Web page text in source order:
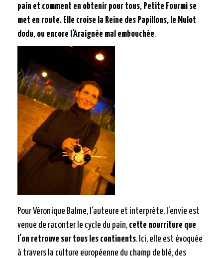
pain et comment en obtenir pour tous, Petite Fourmi se
met en route. Elle croise la Reine des Papillons, le Mulot
dodu, ou encore l’Araignée mal embouchée.
Pour Véronique Balme, l’auteure et interprète, l’envie est
venue de raconter le cycle du pain, cette nourriture que
l’on retrouve sur tous les continents. Ici, elle est évoquée
à travers la culture européenne du champ de blé, des